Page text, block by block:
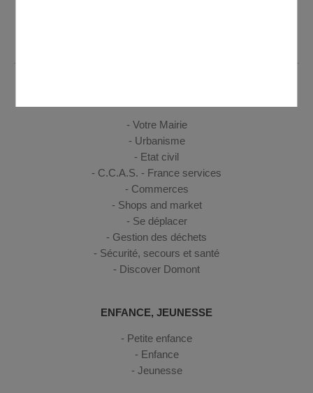
Votre Mairie
Urbanisme
Etat civil
C.C.A.S. - France services
Commerces
Shops and market
Se déplacer
Gestion des déchets
Sécurité, secours et santé
Discover Domont
ENFANCE, JEUNESSE
Petite enfance
Enfance
Jeunesse